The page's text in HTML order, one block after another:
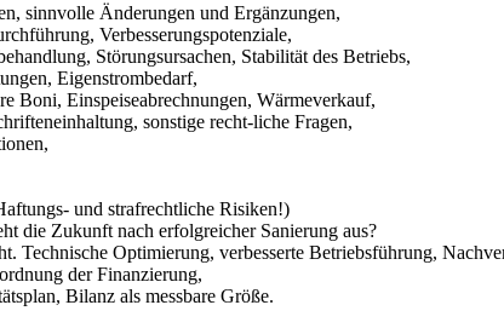
sinnvolle Änderungen und Ergänzungen,
Verbesserungspotenziale,
Störungsursachen, Stabilität des Betriebs,
Eigenstrombedarf,
Boni, Einspeiseabrechnungen, Wärmeverkauf,
sonstige recht-liche Fragen,
und strafrechtliche Risiken!)
die Zukunft nach erfolgreicher Sanierung aus?
Technische Optimierung, verbesserte Betriebsführung,
der Finanzierung,
Bilanz als messbare Größe.